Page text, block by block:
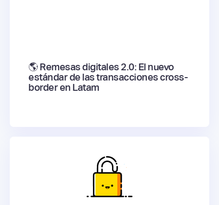
🌎 Remesas digitales 2.0: El nuevo
estándar de las transacciones cross-
border en Latam